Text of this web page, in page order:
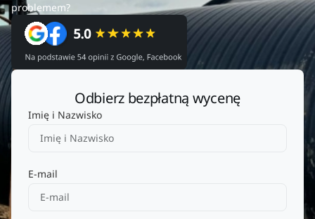
problemem?
Odbierz bezpłatną wycenę
Imię i Nazwisko
E-mail